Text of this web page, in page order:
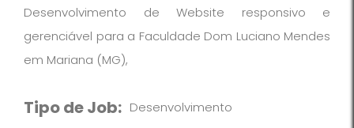
Desenvolvimento de Website responsivo e
gerenciável para a Faculdade Dom Luciano Mendes
em Mariana (MG),
Tipo de Job: Desenvolvimento